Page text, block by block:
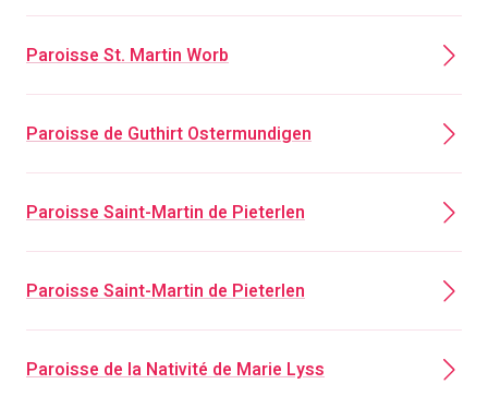
Paroisse St. Martin Worb
Paroisse de Guthirt Ostermundigen
Paroisse Saint-Martin de Pieterlen
Paroisse Saint-Martin de Pieterlen
Paroisse de la Nativité de Marie Lyss